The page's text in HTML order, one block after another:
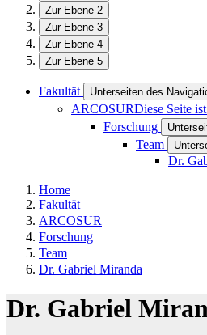
Zur Ebene 2
Zur Ebene 3
Zur Ebene 4
Zur Ebene 5
Fakultät Unterseiten des
ARCOSURDiese Seite
Forschung
Team
Dr.
Home
Fakultät
ARCOSUR
Forschung
Team
Dr. Gabriel Miranda
Dr. Gabriel